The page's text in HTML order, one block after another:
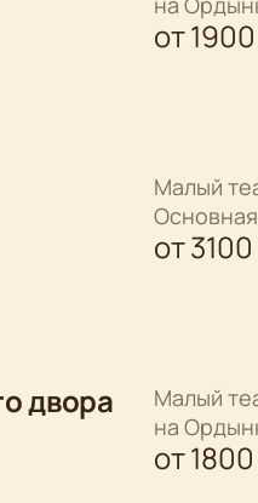
от1900
Малый
от3100
двора
Малый
на
от1800